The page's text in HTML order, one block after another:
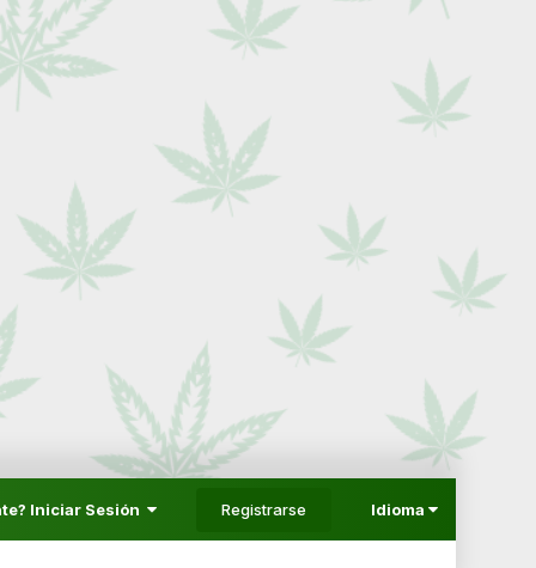
Iniciar Sesión Registrarse Idioma